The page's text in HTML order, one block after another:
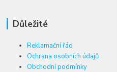
Důležité
Reklamační řád
Ochrana osobních údajů
Obchodní podmínky